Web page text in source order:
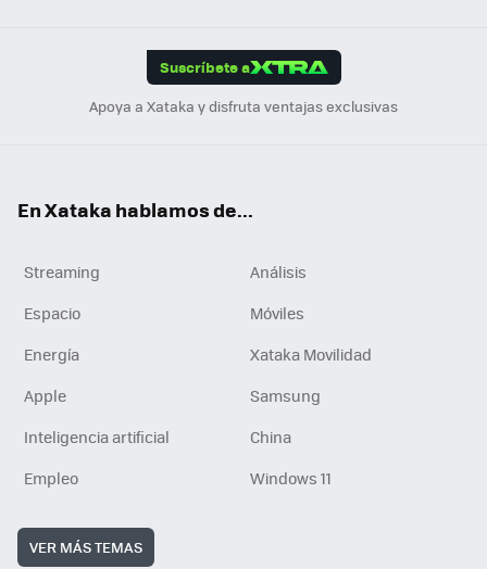
Suscríbete a
Apoya a Xataka y disfruta ventajas exclusivas
En Xataka hablamos de...
Streaming
Análisis
Espacio
Móviles
Energía
Xataka Movilidad
Apple
Samsung
Inteligencia artificial
China
Empleo
Windows 11
VER MÁS TEMAS